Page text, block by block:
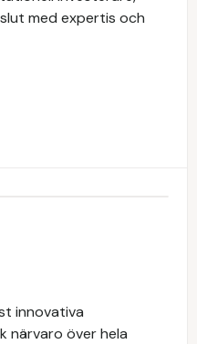
med expertis och
innovativa
närvaro över hela